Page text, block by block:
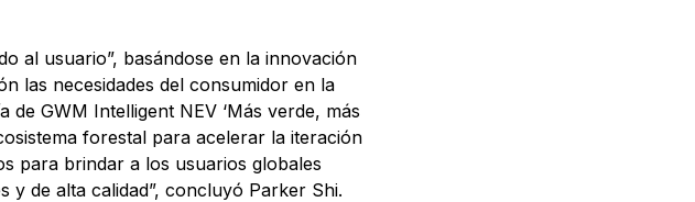
al usuario”, basándose en la innovación
las necesidades del consumidor en la
GWM Intelligent NEV ‘Más verde, más
forestal para acelerar la iteración
para brindar a los usuarios globales
y de alta calidad”, concluyó Parker Shi.